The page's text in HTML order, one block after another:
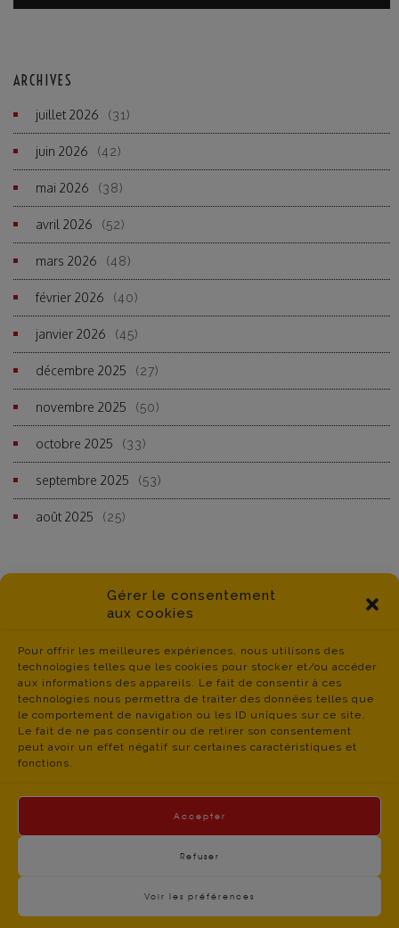
Gérer le consentement
aux cookies
Pour offrir les meilleures expériences, nous utilisons des
technologies telles que les cookies pour stocker et/ou accéder
aux informations des appareils. Le fait de consentir à ces
technologies nous permettra de traiter des données telles que
le comportement de navigation ou les ID uniques sur ce site.
Le fait de ne pas consentir ou de retirer son consentement
peut avoir un effet négatif sur certaines caractéristiques et
fonctions.
Accepter
Refuser
Voir les préférences
ARCHIVES
juillet 2026 (31)
juin 2026 (42)
mai 2026 (38)
avril 2026 (52)
mars 2026 (48)
février 2026 (40)
janvier 2026 (45)
décembre 2025 (27)
novembre 2025 (50)
octobre 2025 (33)
septembre 2025 (53)
août 2025 (25)